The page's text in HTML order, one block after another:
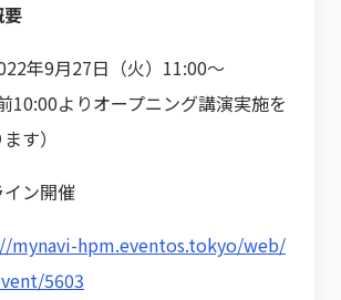
年9月27日（火）11:00〜
10:00よりオープニング講演実施を
す）
ン開催
mynavi-hpm.eventos.tokyo/web/
5603